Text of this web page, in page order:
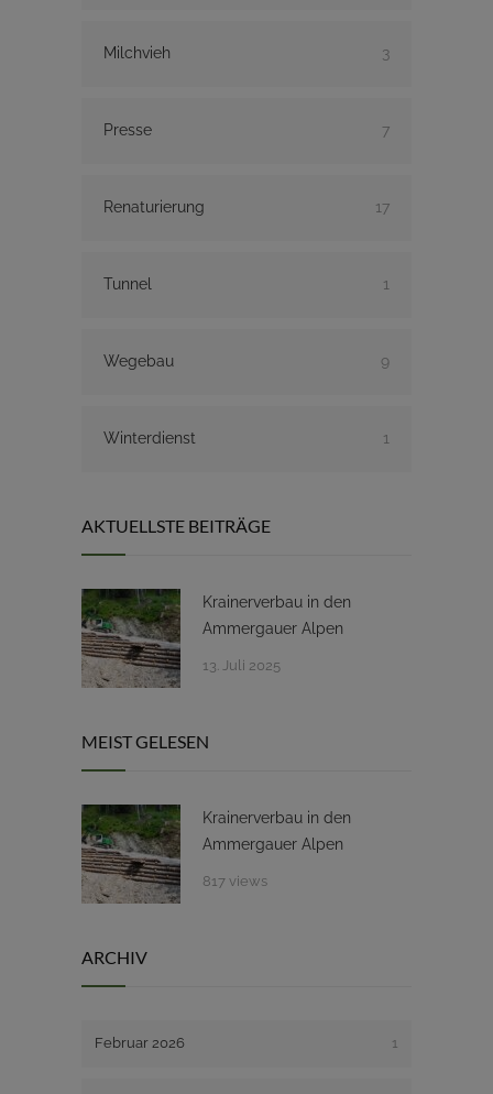
Milchvieh 3
Presse 7
Renaturierung 17
Tunnel 1
Wegebau 9
Winterdienst 1
AKTUELLSTE BEITRÄGE
Krainerverbau in den
Ammergauer Alpen
13. Juli 2025
MEIST GELESEN
Krainerverbau in den
Ammergauer Alpen
817 views
ARCHIV
Februar 2026 1